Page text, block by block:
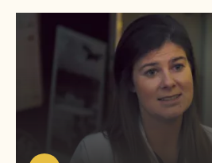
Video
https://youtu.be/x2wSGryAuOw